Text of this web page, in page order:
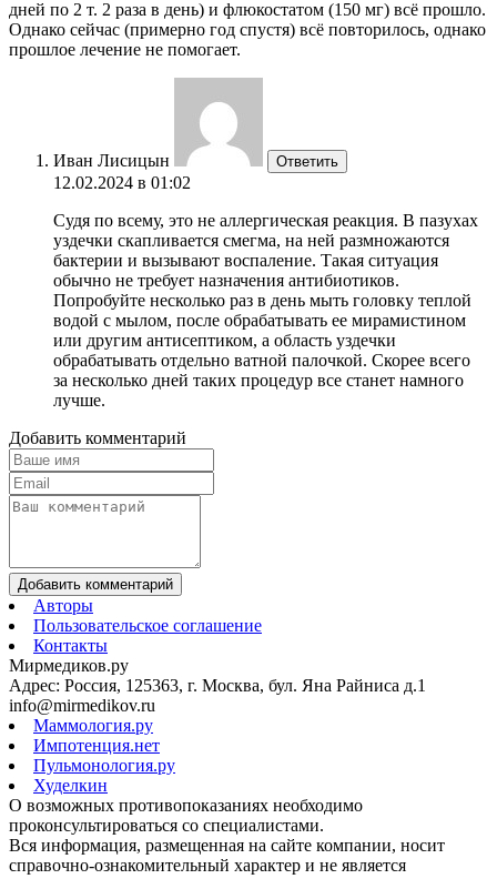
дней по 2 т. 2 раза в день) и флюкостатом (150 мг) всё прошло.
Однако сейчас (примерно год спустя) всё повторилось, однако
прошлое лечение не помогает.
Иван Лисицын Ответить
12.02.2024 в 01:02
Судя по всему, это не аллергическая реакция. В пазухах
уздечки скапливается смегма, на ней размножаются
бактерии и вызывают воспаление. Такая ситуация
обычно не требует назначения антибиотиков.
Попробуйте несколько раз в день мыть головку теплой
водой с мылом, после обрабатывать ее мирамистином
или другим антисептиком, а область уздечки
обрабатывать отдельно ватной палочкой. Скорее всего
за несколько дней таких процедур все станет намного
лучше.
Добавить комментарий
Добавить комментарий
Авторы
Пользовательское соглашение
Контакты
Мирмедиков.ру
Адрес: Россия, 125363, г. Москва, бул. Яна Райниса д.1
info@mirmedikov.ru
Маммология.ру
Импотенция.нет
Пульмонология.ру
Худелкин
О возможных противопоказаниях необходимо
проконсультироваться со специалистами.
Вся информация, размещенная на сайте компании, носит
справочно-ознакомительный характер и не является